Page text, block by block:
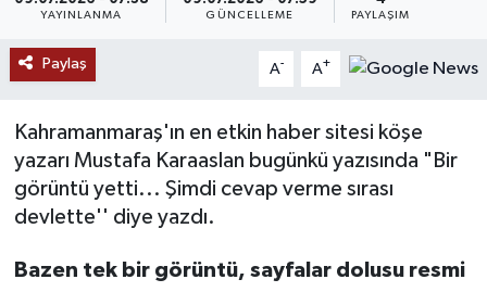
YAYINLANMA GÜNCELLEME PAYLAŞIM
Paylaş A- A+
Kahramanmaraş'ın en etkin haber sitesi köşe
yazarı Mustafa Karaaslan bugünkü yazısında "Bir
görüntü yetti... Şimdi cevap verme sırası
devlette'' diye yazdı.
Bazen tek bir görüntü, sayfalar dolusu resmi
KEŞFET
POPÜLER
TREND
OTOMOTİV